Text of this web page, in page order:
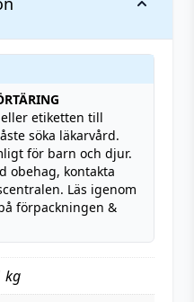
etiketten till
söka läkarvård.
för barn och djur.
obehag, kontakta
Läs igenom
förpackningen &
kg